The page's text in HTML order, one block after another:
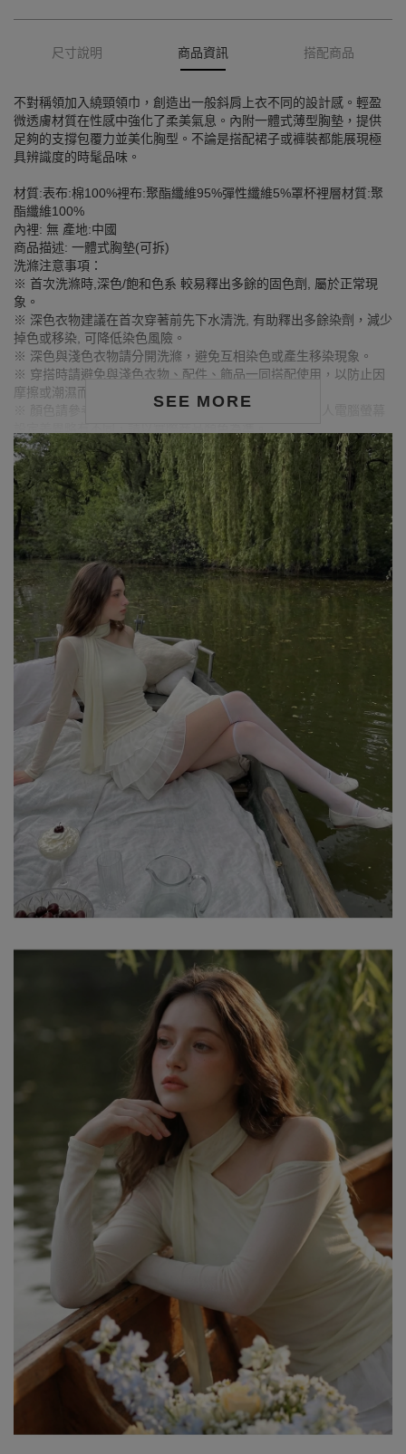
尺寸說明 商品資訊 搭配商品
SEE MORE
不對稱領加入繞頸領巾，創造出一般斜肩上衣不同的設計感。輕盈
微透膚材質在性感中強化了柔美氣息。內附一體式薄型胸墊，提供
足夠的支撐包覆力並美化胸型。不論是搭配裙子或褲裝都能展現極
具辨識度的時髦品味。
材質:表布:棉100%裡布:聚酯纖維95%彈性纖維5%罩杯裡層材質:聚
酯纖維100%
內裡: 無 產地:中國
商品描述: 一體式胸墊(可拆)
洗滌注意事項：
※ 首次洗滌時,深色/飽和色系 較易釋出多餘的固色劑, 屬於正常現
象。
※ 深色衣物建議在首次穿著前先下水清洗, 有助釋出多餘染劑，減少
掉色或移染, 可降低染色風險。
※ 深色與淺色衣物請分開洗滌，避免互相染色或產生移染現象。
※ 穿搭時請避免與淺色衣物、配件、飾品一同搭配使用，以防止因
摩擦或潮濕而導致染色。
※ 顏色請參考單品圖片較為接近，但因圖檔顏色會因個人電腦螢幕
MODEL資訊
身高168cm／胸圍Bust：90cm
腰圍Waist：71cm／臀圍hips：99cm
試穿報告：模特兒穿著XL號
身高172cm／胸圍Bust：80cm
腰圍Waist：60cm／臀圍hips：89cm
試穿報告：模特兒穿著S號